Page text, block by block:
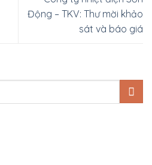
Động – TKV: Thư mời khảo
sát và báo giá